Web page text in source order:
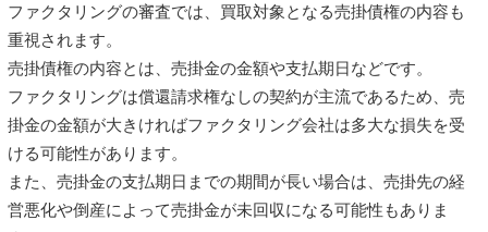
ファクタリングの審査では、買取対象となる売掛債権の内容も
重視されます。
売掛債権の内容とは、売掛金の金額や支払期日などです。
ファクタリングは償還請求権なしの契約が主流であるため、売
掛金の金額が大きければファクタリング会社は多大な損失を受
ける可能性があります。
また、売掛金の支払期日までの期間が長い場合は、売掛先の経
営悪化や倒産によって売掛金が未回収になる可能性もありま